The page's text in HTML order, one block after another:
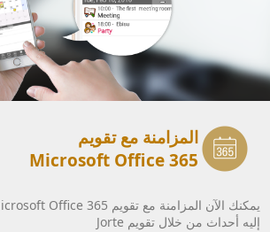
المزامنة مع تقويم
Microsoft Office 365
إليه أحداث من خلال تقويم Jorte